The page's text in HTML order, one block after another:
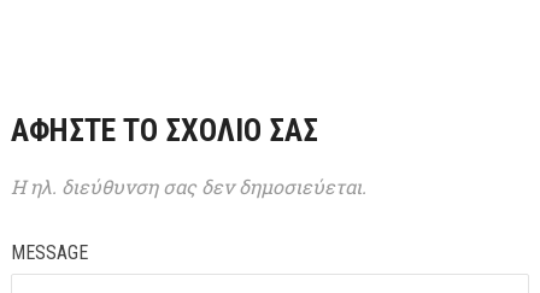
ΑΦΉΣΤΕ ΤΟ ΣΧΌΛΙΌ ΣΑΣ
Η ηλ. διεύθυνση σας δεν δημοσιεύεται.
MESSAGE